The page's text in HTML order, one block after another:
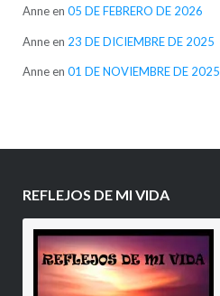
Anneen 05 DE FEBRERO DE 2026
Anneen 23 DE DICIEMBRE DE 2025
Anneen 01 DE NOVIEMBRE DE 2025
REFLEJOS DE MI VIDA